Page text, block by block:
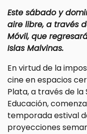
Este sábado y
aire libre, a través
Móvil, que
Islas Malvinas.
En virtud de la
cine en espacios
Plata, a través de
Educación,
temporada estival
proyecciones